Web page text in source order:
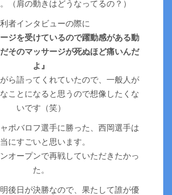
（肩の動きはどうなってるの？）
者インタビューの際に
ージを受けているので躍動感がある動
そのマッサージが死ぬほど痛いんだ
よ』
ら語ってくれていたので、一般人が
ことになると思うので想像したくな
いです（笑）
ポバロフ選手に勝った、西岡選手は
にすごいと思います。
オープンで再戦していただきたかっ
た。
後日が決勝なので、果たして誰が優